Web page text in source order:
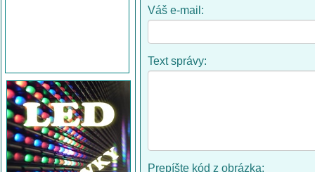
Váš e-mail:
Text správy:
Prepíšte kód z obrázka: